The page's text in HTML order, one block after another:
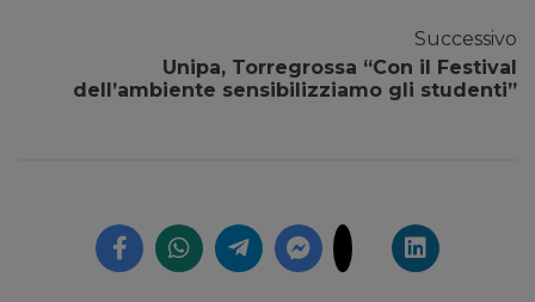
Successivo
Unipa, Torregrossa “Con il Festival
dell’ambiente sensibilizziamo gli studenti”